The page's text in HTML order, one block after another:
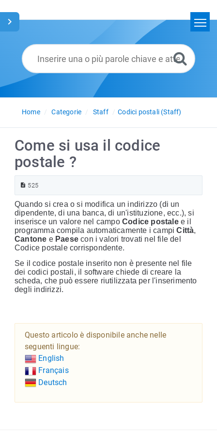
Glossario
Italiano
Home
Categorie Staff Codici postali (Staff)
Come si usa il codice
postale ?
525
Quando si crea o si modifica un indirizzo (di un
dipendente, di una banca, di un'istituzione, ecc.), si
inserisce un valore nel campo Codice postalee il
programma compila automaticamente i campiCittà,
Cantone e Paese con i valori trovati nel file del
Codice postale corrispondente.
Se il codice postale inserito non è presente nel file
dei codici postali, il software chiede di creare la
scheda, che può essere riutilizzata per l'inserimento
degli indirizzi.
Questo articolo è disponibile anche nelle
seguenti lingue:
English
Français
Deutsch